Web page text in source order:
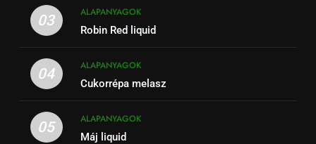
03
ALAPANYAGOK
Robin Red liquid
04
ALAPANYAGOK
Cukorrépa melasz
05
ALAPANYAGOK
Máj liquid